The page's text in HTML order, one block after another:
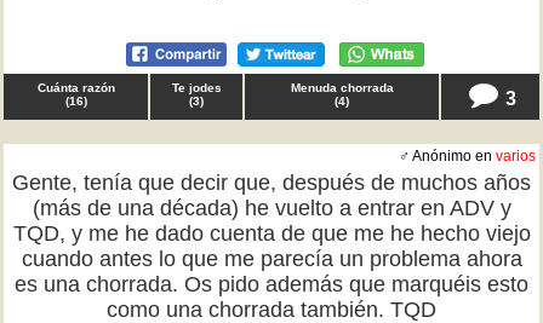
Cuánta razón
(16)
Te jodes
(3)
Menuda chorrada
(4) 3
♂ Anónimo en varios
Gente, tenía que decir que, después de muchos años
(más de una década) he vuelto a entrar en ADV y
TQD, y me he dado cuenta de que me he hecho viejo
cuando antes lo que me parecía un problema ahora
es una chorrada. Os pido además que marquéis esto
como una chorrada también. TQD